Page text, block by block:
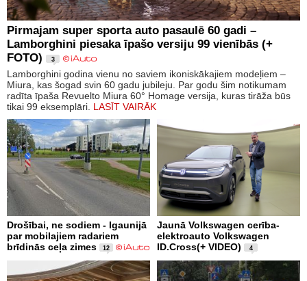
Pirmajam super sporta auto pasaulē 60 gadi –
Lamborghini piesaka īpašo versiju 99 vienībās (+
FOTO)
3
Lamborghini godina vienu no saviem ikoniskākajiem modeļiem –
Miura, kas šogad svin 60 gadu jubileju. Par godu šim notikumam
radīta īpaša Revuelto Miura 60° Homage versija, kuras tirāža būs
tikai 99 eksemplāri. LASĪT VAIRĀK
Drošībai, ne sodiem - Igaunijā
par mobilajiem radariem
brīdinās ceļa zimes
12
Jaunā Volkswagen cerība-
elektroauto Volkswagen
ID.Cross(+ VIDEO)
4